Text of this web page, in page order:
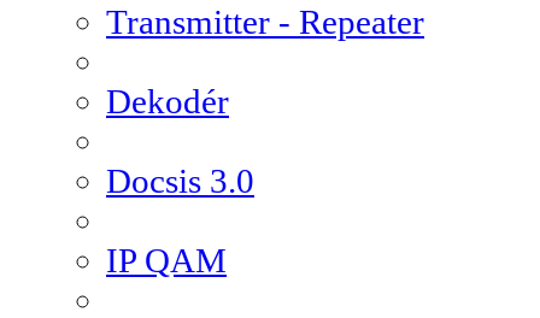
Transmitter - Repeater
Dekodér
Docsis 3.0
IP QAM